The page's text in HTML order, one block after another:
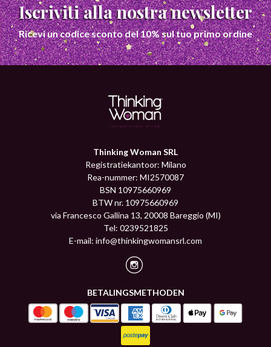
Iscriviti alla nostra newsletter
Ricevi un codice sconto del 10% sul tuo primo ordine
Thinking Woman SRL
Registratiekantoor: Milano
Rea-nummer: MI2570087
BSN 10975660969
BTW nr. 10975660969
via Francesco Gallina 13, 20008 Bareggio (MI)
Tel: 0239521825
E-mail: info@thinkingwomansrl.com
BETALINGSMETHODEN